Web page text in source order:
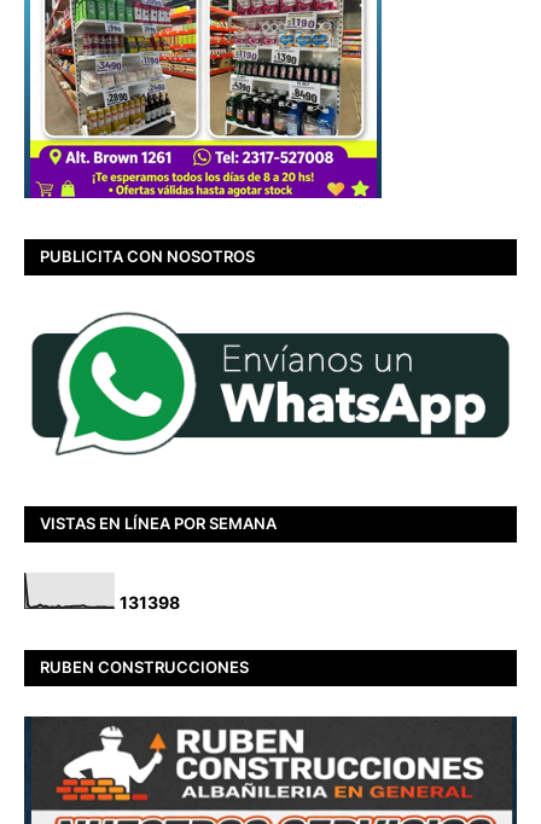
PUBLICITA CON NOSOTROS
VISTAS EN LÍNEA POR SEMANA
131398
RUBEN CONSTRUCCIONES